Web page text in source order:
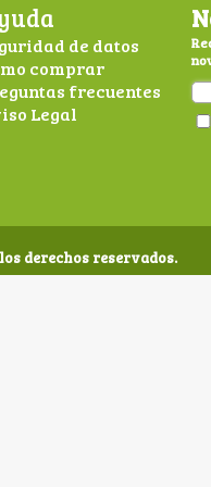
de datos
comprar
frecuentes
Legal
derechos reservados.